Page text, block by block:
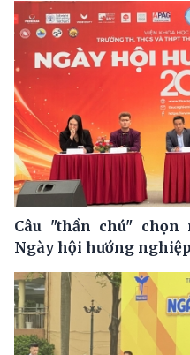
Câu "thần chú"
Ngày hội hướng